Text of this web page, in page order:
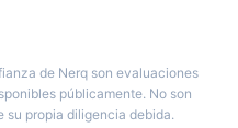
de Nerq son evaluaciones
públicamente. No son
su propia diligencia debida.